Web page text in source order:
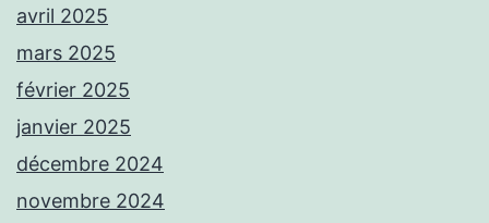
avril 2025
mars 2025
février 2025
janvier 2025
décembre 2024
novembre 2024